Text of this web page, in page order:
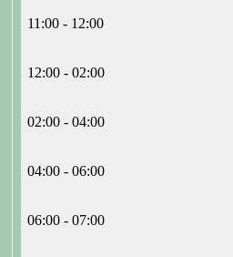
11:00 - 12:00
12:00 - 02:00
02:00 - 04:00
04:00 - 06:00
06:00 - 07:00